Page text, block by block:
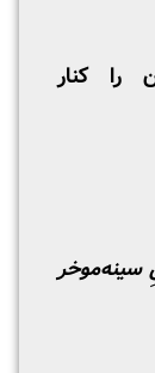
را کنار
سینه‌موخر